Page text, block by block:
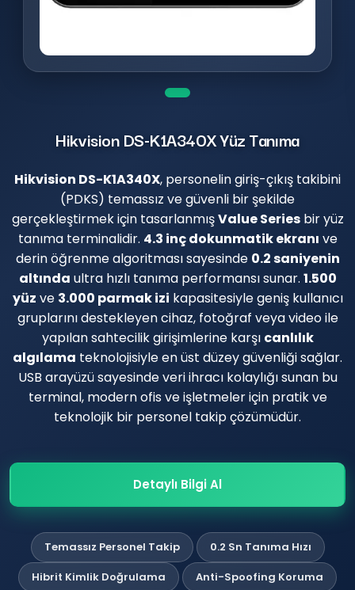
Hikvision DS-K1A340X Yüz Tanıma
Hikvision DS-K1A340X, personelin giriş-çıkış takibini
(PDKS) temassız ve güvenli bir şekilde
gerçekleştirmek için tasarlanmışValue Seriesbir yüz
tanıma terminalidir. 4.3 inç dokunmatik ekranı ve
derin öğrenme algoritması sayesinde 0.2 saniyenin
altında ultra hızlı tanıma performansı sunar. 1.500
yüz ve 3.000 parmak izi kapasitesiyle geniş kullanıcı
gruplarını destekleyen cihaz, fotoğraf veya video ile
yapılan sahtecilik girişimlerine karşı canlılık
algılama teknolojisiyle en üst düzey güvenliği sağlar.
USB arayüzü sayesinde veri ihracı kolaylığı sunan bu
terminal, modern ofis ve işletmeler için pratik ve
teknolojik bir personel takip çözümüdür.
Detaylı Bilgi Al
Temassız Personel Takip
0.2 Sn Tanıma Hızı
Hibrit Kimlik Doğrulama
Anti-Spoofing Koruma